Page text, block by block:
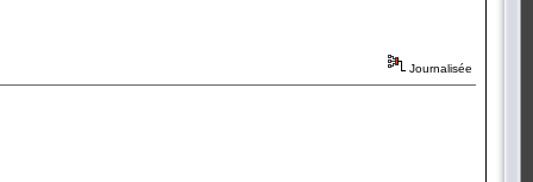
Journalisée